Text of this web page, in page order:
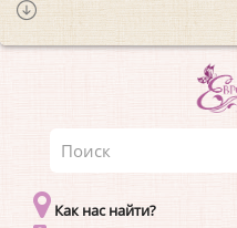
Как нас найти?